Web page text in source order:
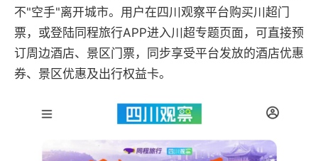
不"空手"离开城市。用户在四川观察平台购买川超门
票，或登陆同程旅行APP进入川超专题页面，可直接预
订周边酒店、景区门票，同步享受平台发放的酒店优惠
券、景区优惠及出行权益卡。